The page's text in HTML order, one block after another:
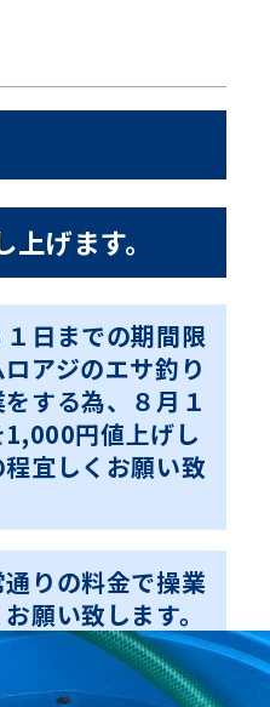
げます。
日までの期間限
アジのエサ釣り
する為、８月１
円値上げし
宜しくお願い致
りの料金で操業
願い致します。